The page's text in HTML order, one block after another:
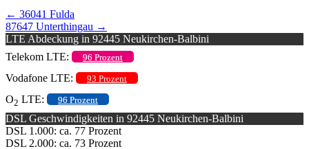
← 36041 Fulda
87647 Unterthingau →
LTE Abdeckung in 92445 Neukirchen-Balbini
Telekom LTE:
96 Prozent
Vodafone LTE: 93 Prozent
O2 LTE: 96 Prozent
DSL Geschwindigkeiten in 92445 Neukirchen-Balbini
DSL 1.000: ca. 77 Prozent
DSL 2.000: ca. 73 Prozent